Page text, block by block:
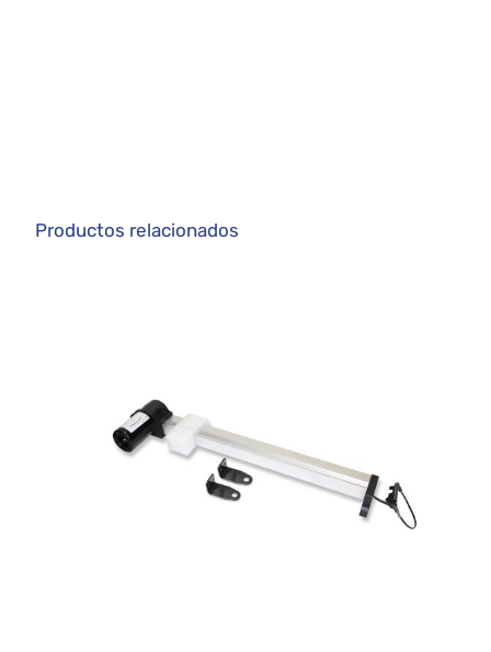
Productos relacionados